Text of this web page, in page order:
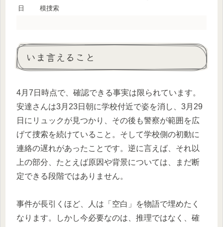
日
模捜索
いま言えること
4月7日時点で、確認できる事実は限られています。
安達さんは3月23日朝に学校付近で姿を消し、3月29
日にリュックが見つかり、その後も警察が範囲を広
げて捜索を続けていること。そして学校側の初動に
連絡の遅れがあったことです。逆に言えば、それ以
上の部分、たとえば原因や背景については、まだ断
定できる段階ではありません。
事件が長引くほど、人は「空白」を物語で埋めたく
なります。しかし今必要なのは、推理ではなく、確